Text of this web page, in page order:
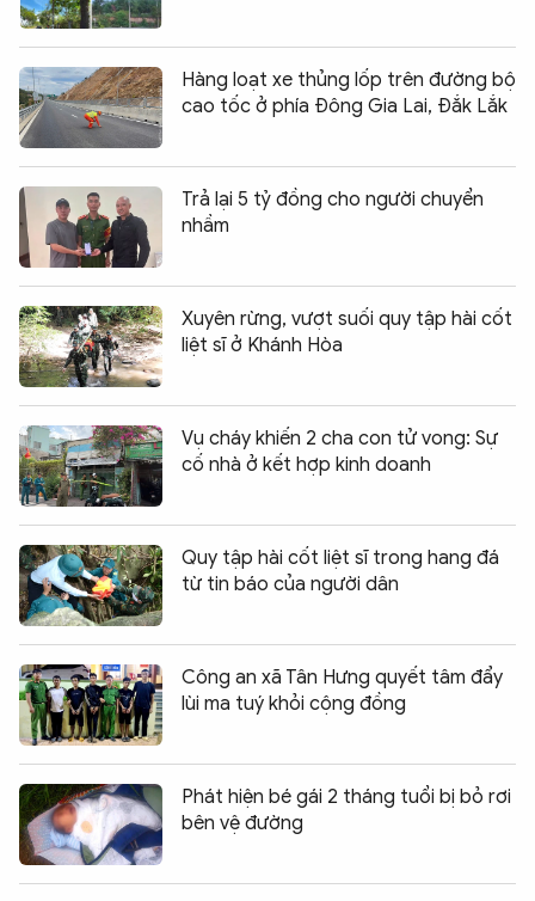
Hàng loạt xe thủng lốp trên đường bộ
cao tốc ở phía Đông Gia Lai, Đắk Lắk
Trả lại 5 tỷ đồng cho người chuyển
nhầm
Xuyên rừng, vượt suối quy tập hài cốt
liệt sĩ ở Khánh Hòa
Vụ cháy khiến 2 cha con tử vong: Sự
cố nhà ở kết hợp kinh doanh
Quy tập hài cốt liệt sĩ trong hang đá
từ tin báo của người dân
Công an xã Tân Hưng quyết tâm đẩy
lùi ma tuý khỏi cộng đồng
Phát hiện bé gái 2 tháng tuổi bị bỏ rơi
bên vệ đường